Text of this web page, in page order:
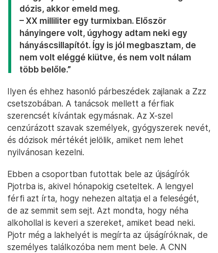
dózis, akkor emeld meg.
– XX milliliter egy turmixban. Először
hányingere volt, úgyhogy adtam neki egy
hányáscsillapítót. Így is jól megbasztam, de
nem volt eléggé kiütve, és nem volt nálam
több belőle.”
Ilyen és ehhez hasonló párbeszédek zajlanak a Zzz
csetszobában. A tanácsok mellett a férfiak
szerencsét kívántak egymásnak. Az X-szel
cenzúrázott szavak személyek, gyógyszerek nevét,
és dózisok mértékét jelölik, amiket nem lehet
nyilvánosan kezelni.
Ebben a csoportban futottak bele az újságírók
Pjotrba is, akivel hónapokig cseteltek. A lengyel
férfi azt írta, hogy nehezen altatja el a feleségét,
de az semmit sem sejt. Azt mondta, hogy néha
alkohollal is keveri a szereket, amiket bead neki.
Pjotr még a lakhelyét is megírta az újságíróknak, de
személyes találkozóba nem ment bele. A CNN